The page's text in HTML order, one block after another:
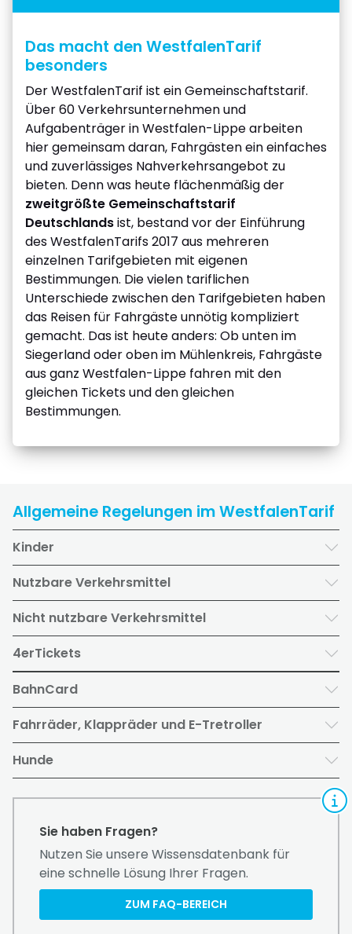
Das macht den WestfalenTarif
besonders
Der WestfalenTarif ist ein Gemeinschaftstarif.
Über 60 Verkehrsunternehmen und
Aufgabenträger in Westfalen-Lippe arbeiten
hier gemeinsam daran, Fahrgästen ein einfaches
und zuverlässiges Nahverkehrsangebot zu
bieten. Denn was heute flächenmäßig der
zweitgrößte Gemeinschaftstarif
Deutschlandsist, bestand vor der Einführung
des WestfalenTarifs 2017 aus mehreren
einzelnen Tarifgebieten mit eigenen
Bestimmungen. Die vielen tariflichen
Unterschiede zwischen den Tarifgebieten haben
das Reisen für Fahrgäste unnötig kompliziert
gemacht. Das ist heute anders: Ob unten im
Siegerland oder oben im Mühlenkreis, Fahrgäste
aus ganz Westfalen-Lippe fahren mit den
gleichen Tickets und den gleichen
Bestimmungen.
Allgemeine Regelungen im WestfalenTarif
Kinder
Nutzbare Verkehrsmittel
Nicht nutzbare Verkehrsmittel
4erTickets
BahnCard
Fahrräder, Klappräder und E-Tretroller
Hunde
Sie haben Fragen?
Nutzen Sie unsere Wissensdatenbank für
eine schnelle Lösung Ihrer Fragen.
ZUM FAQ-BEREICH